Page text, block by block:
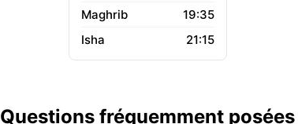
19:35
21:15
Questions fréquemment posées